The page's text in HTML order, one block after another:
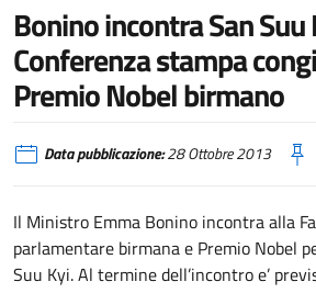
Bonino incontra San Suu
Conferenza stampa
Premio Nobel birmano
Data pubblicazione:28 Ottobre 2013
Il Ministro Emma Bonino incontra alla
parlamentare birmana e Premio Nobel
Suu Kyi. Al termine dell’incontro e’